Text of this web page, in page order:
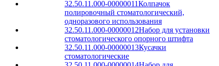
32.50.11.000-00000011Колпачок
полировочный стоматологический,
одноразового использования
32.50.11.000-00000012Набор для установки
стоматологического опорного штифта
32.50.11.000-00000013Кусачки
стоматологические